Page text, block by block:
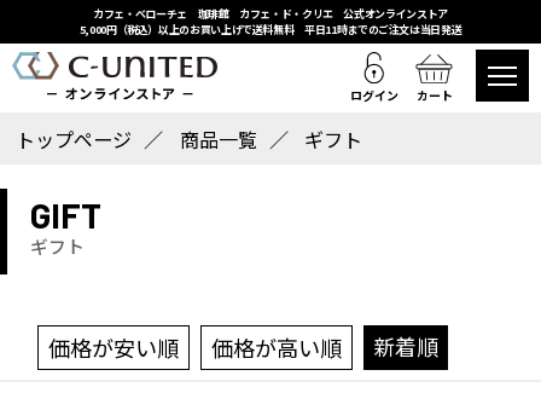
カフェ・ベローチェ 珈琲館 カフェ・ド・クリエ 公式オンラインストア
5,000円（税込）以上のお買い上げで送料無料 平日11時までのご注文は当日発送
ログイン カート
トップページ 商品一覧 ギフト
GIFT
ギフト
価格が安い順 価格が高い順 新着順